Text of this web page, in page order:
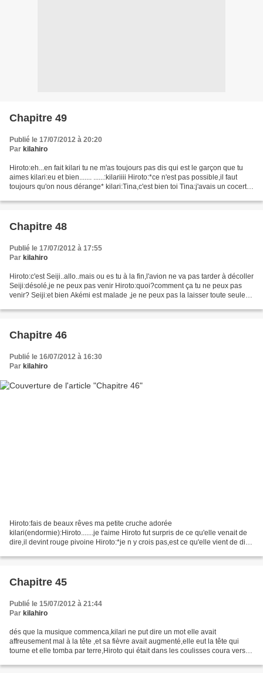
Chapitre 49
Publié le 17/07/2012 à 20:20
Par kilahiro
Hiroto:eh...en fait kilari tu ne m'as toujours pas dis qui est le garçon que tu
aimes kilari:eu et bien....... ......:kilariiii Hiroto:*ce n'est pas possible,il faut
toujours qu'on nous dérange* kilari:Tina,c'est bien toi Tina:j'avais un cocert
Chapitre 48
Publié le 17/07/2012 à 17:55
Par kilahiro
Hiroto:c'est Seiji..allo..mais ou es tu à la fin,l'avion ne va pas tarder à décoller
Seiji:désolé,je ne peux pas venir Hiroto:quoi?comment ça tu ne peux pas
venir? Seiji:et bien Akémi est malade ,je ne peux pas la laisser toute seule
Chapitre 46
Publié le 16/07/2012 à 16:30
Par kilahiro
Hiroto:fais de beaux rêves ma petite cruche adorée
kilari(endormie):Hiroto.......je t'aime Hiroto fut surpris de ce qu'elle venait de
dire,il devint rouge pivoine Hiroto:*je n y crois pas,est ce qu'elle vient de dire
Chapitre 45
Publié le 15/07/2012 à 21:44
Par kilahiro
dés que la musique commenca,kilari ne put dire un mot elle avait
affreusement mal à la tête ,et sa fièvre avait augmenté,elle eut la tête qui
tourne et elle tomba par terre,Hiroto qui était dans les coulisses coura vers